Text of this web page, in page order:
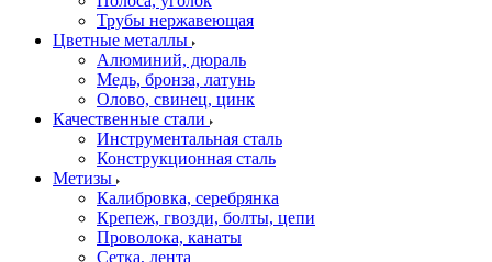
Трубы нержавеющая
Цветные металлы
Алюминий, дюраль
Медь, бронза, латунь
Олово, cвинец, цинк
Качественные стали
Инструментальная сталь
Конструкционная сталь
Метизы
Калибровка, серебрянка
Крепеж, гвозди, болты, цепи
Проволока, канаты
Сетка, лента